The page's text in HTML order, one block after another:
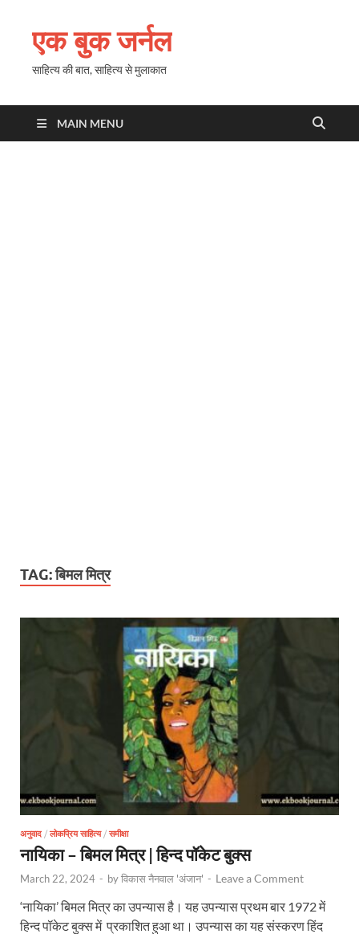
एक बुक जर्नल
साहित्य की बात, साहित्य से मुलाकात
MAIN MENU
TAG:बिमल मित्र
अनुवाद / लोकप्रिय साहित्य/ समीक्षा
नायिका – बिमल मित्र | हिन्द पॉकेट बुक्स
March 22, 2024 - byविकास नैनवाल 'अंजान' - Leave a Comment
‘नायिका’ बिमल मित्र का उपन्यास है। यह उपन्यास प्रथम बार 1972 में
हिन्द पॉकेट बुक्स में प्रकाशित हुआ था। उपन्यास का यह संस्करण हिंद